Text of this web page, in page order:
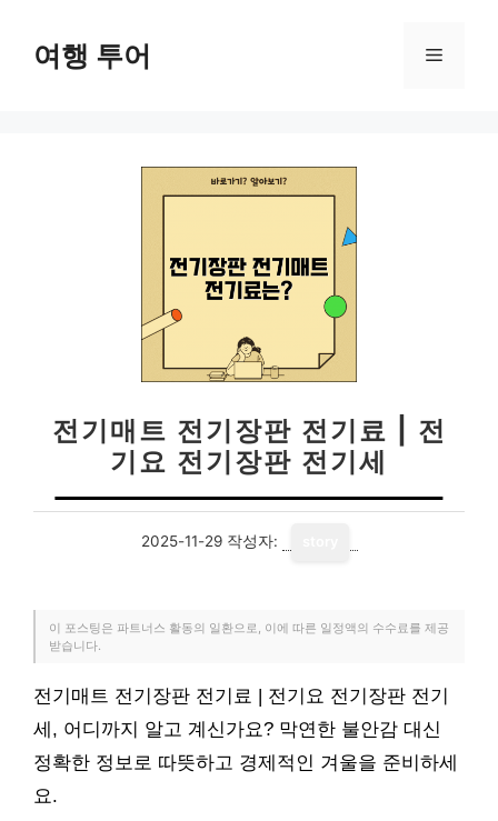
여행 투어 메
전기매트 전기장판 전기료 | 전
기요 전기장판 전기세
2025-11-29 작성자:
이 포스팅은 파트너스 활동의 일환으로, 이에 따른 일정액의 수수료를 제공
받습니다.
전기매트 전기장판 전기료 | 전기요 전기장판 전기
세, 어디까지 알고 계신가요? 막연한 불안감 대신
정확한 정보로 따뜻하고 경제적인 겨울을 준비하세
요.